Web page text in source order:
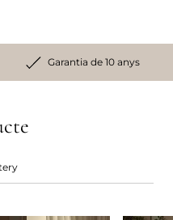
Garantia de 10 anys